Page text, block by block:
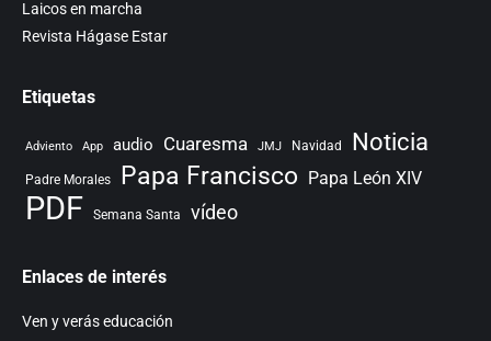
Laicos en marcha
Revista Hágase Estar
Etiquetas
Adviento App audio Cuaresma JMJ Navidad Noticia
Padre Morales Papa Francisco Papa León XIV
PDF Semana Santa vídeo
Enlaces de interés
Ven y verás educación